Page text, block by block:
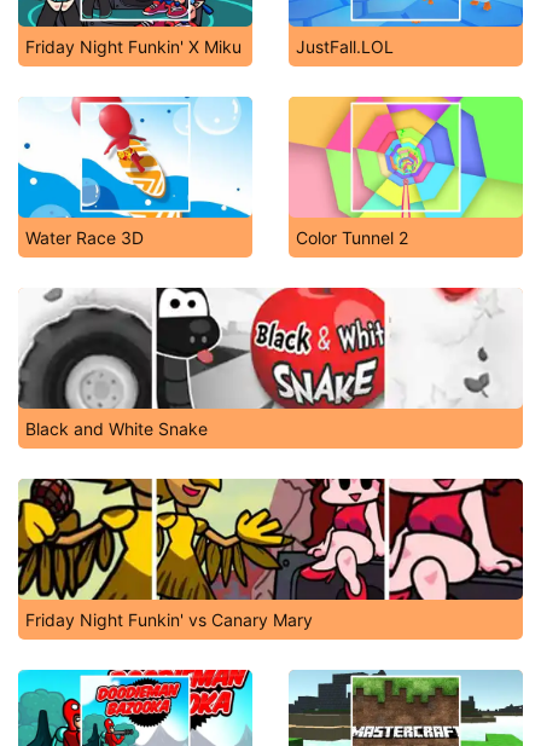
Friday Night Funkin' X Miku JustFall.LOL
Water Race 3D Color Tunnel 2
Black and White Snake
Friday Night Funkin' vs Canary Mary